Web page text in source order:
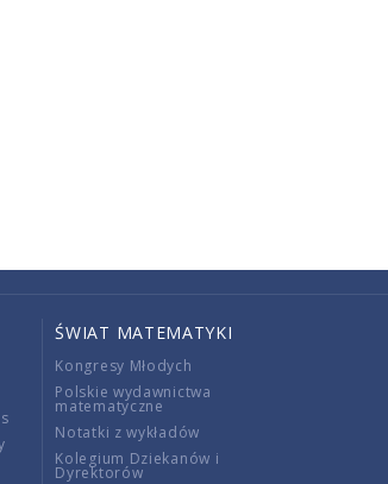
ŚWIAT MATEMATYKI
Kongresy Młodych
Polskie wydawnictwa
matematyczne
Notatki z wykładów
Kolegium Dziekanów i
Dyrektorów